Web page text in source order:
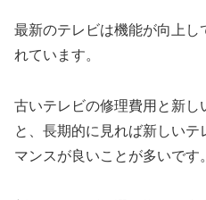
最新のテレビは機能が向上し
れています。
古いテレビの修理費用と新し
と、長期的に見れば新しい
マンスが良いことが多いです。